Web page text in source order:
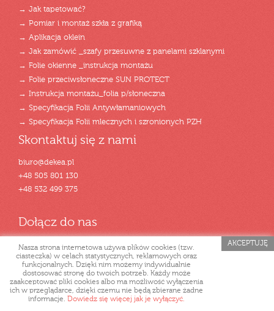
→ Jak tapetować?
→ Pomiar i montaż szkła z grafiką
→ Aplikacja oklein
→ Jak zamówić _szafy przesuwne z panelami szklanymi
→ Folie okienne _instrukcja montażu
→ Folie przeciwsłoneczne SUN PROTECT
→ Instrukcja montażu_folia p/słoneczna
→ Specyfikacja Folii Antywłamaniowych
→ Specyfikacja Folii mlecznych i szronionych PZH
Skontaktuj się z nami
biuro@dekea.pl
+48 505 801 130
+48 532 499 375
Dołącz do nas
Nasza strona internetowa używa plików cookies (tzw.
ciasteczka) w celach statystycznych, reklamowych oraz
funkcjonalnych. Dzięki nim możemy indywidualnie
dostosować stronę do twoich potrzeb. Każdy może
zaakceptować pliki cookies albo ma możliwość wyłączenia
ich w przeglądarce, dzięki czemu nie będą zbierane żadne
informacje. Dowiedz się więcej jak je wyłączyć.
AKCEPTUJĘ